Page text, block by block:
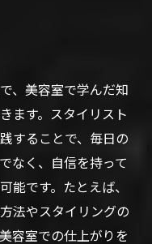
、美容室で学んだ知
ます。スタイリスト
することで、毎日の
なく、自信を持って
能です。たとえば、
法やスタイリングの
容室での仕上がりを